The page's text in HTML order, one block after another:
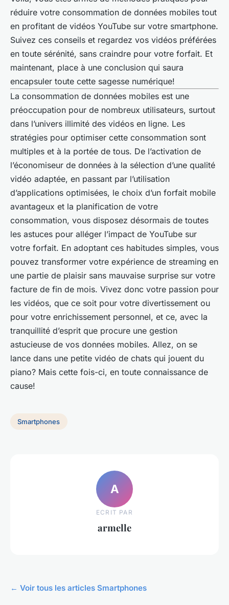
réduire votre consommation de données mobiles tout
en profitant de vidéos YouTube sur votre smartphone.
Suivez ces conseils et regardez vos vidéos préférées
en toute sérénité, sans craindre pour votre forfait. Et
maintenant, place à une conclusion qui saura
encapsuler toute cette sagesse numérique!
La consommation de données mobiles est une
préoccupation pour de nombreux utilisateurs, surtout
dans l’univers illimité des vidéos en ligne. Les
stratégies pour optimiser cette consommation sont
multiples et à la portée de tous. De l’activation de
l’économiseur de données à la sélection d’une qualité
vidéo adaptée, en passant par l’utilisation
d’applications optimisées, le choix d’un forfait mobile
avantageux et la planification de votre
consommation, vous disposez désormais de toutes
les astuces pour alléger l’impact de YouTube sur
votre forfait. En adoptant ces habitudes simples, vous
pouvez transformer votre expérience de streaming en
une partie de plaisir sans mauvaise surprise sur votre
facture de fin de mois. Vivez donc votre passion pour
les vidéos, que ce soit pour votre divertissement ou
pour votre enrichissement personnel, et ce, avec la
tranquillité d’esprit que procure une gestion
astucieuse de vos données mobiles. Allez, on se
lance dans une petite vidéo de chats qui jouent du
piano? Mais cette fois-ci, en toute connaissance de
cause!
Smartphones
A
ECRIT PAR
armelle
← Voir tous les articles Smartphones